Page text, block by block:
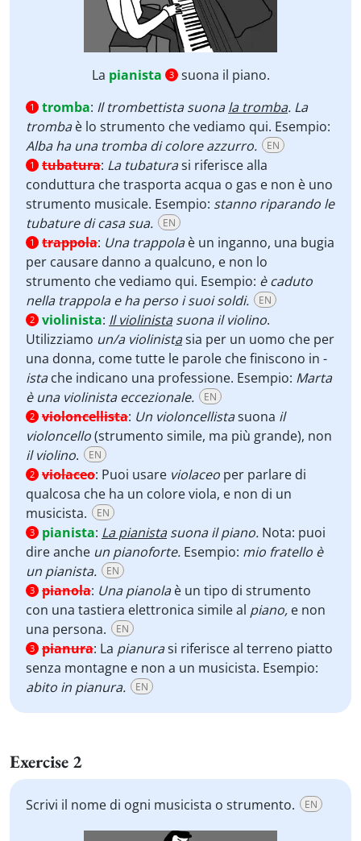
La pianista 3 suona il piano.
1 tromba: Il trombettista suonala tromba. La
trombaè lo strumento che vediamo qui. Esempio:
Alba ha una tromba di colore azzurro.
EN
1 tubatura: La tubaturasi riferisce alla
conduttura che trasporta acqua o gas e non è uno
strumento musicale. Esempio: stanno riparando le
tubature di casa sua.
EN
1 trappola: Una trappolaè un inganno, una bugia
per causare danno a qualcuno, e non lo
strumento che vediamo qui. Esempio: è caduto
nella trappola e ha perso i suoi soldi.
EN
2 violinista: Il violinistasuona il violino.
Utilizziamo un/a violinistasia per un uomo che per
una donna, come tutte le parole che finiscono in -
istache indicano una professione. Esempio: Marta
è una violinista eccezionale.
EN
2 violoncellista: Un violoncellistasuona il
violoncello(strumento simile, ma più grande), non
il violino. EN
2 violaceo: Puoi usare violaceo per parlare di
qualcosa che ha un colore viola, e non di un
musicista.
EN
3 pianista: La pianista suona il piano. Nota: puoi
dire anche un pianoforte. Esempio: mio fratello è
un pianista.
EN
3 pianola: Una pianolaè un tipo di strumento
con una tastiera elettronica simile al piano, e non
una persona.
EN
3 pianura: La pianurasi riferisce al terreno piatto
senza montagne e non a un musicista. Esempio:
abito in pianura.
EN
Exercise 2
Scrivi il nome di ogni musicista o strumento. EN